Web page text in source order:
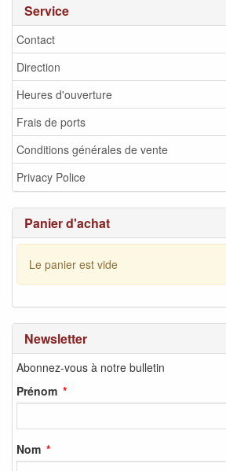
Service
Contact
Direction
Heures d'ouverture
Frais de ports
Conditions générales de vente
Privacy Police
Panier d'achat
Le panier est vide
Newsletter
Abonnez-vous à notre bulletin
Prénom
Nom